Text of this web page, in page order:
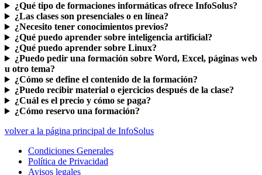
¿Qué tipo de formaciones informáticas ofrece InfoSolus?
¿Las clases son presenciales o en línea?
¿Necesito tener conocimientos previos?
¿Qué puedo aprender sobre inteligencia artificial?
¿Qué puedo aprender sobre Linux?
¿Puedo pedir una formación sobre Word, Excel, páginas web
u otro tema?
¿Cómo se define el contenido de la formación?
¿Puedo recibir material o ejercicios después de la clase?
¿Cuál es el precio y cómo se paga?
¿Cómo reservo una formación?
volver a la página principal de InfoSolus
Condiciones Generales
Política de Privacidad
Avisos legales